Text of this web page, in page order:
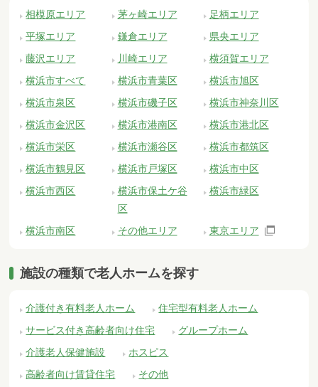
相模原エリア 茅ヶ崎エリア
足柄エリア
平塚エリア
鎌倉エリア
県央エリア
藤沢エリア
川崎エリア
横須賀エリア
横浜市すべて
横浜市青葉区
横浜市旭区
横浜市泉区
横浜市磯子区
横浜市神奈川区
横浜市金沢区
横浜市港南区
横浜市港北区
横浜市栄区
横浜市瀬谷区
横浜市都筑区
横浜市鶴見区
横浜市戸塚区
横浜市中区
横浜市西区
横浜市保土ケ谷
区
横浜市緑区
横浜市南区 その他エリア 東京エリア
施設の種類で老人ホームを探す
介護付き有料老人ホーム
住宅型有料老人ホーム
サービス付き高齢者向け住宅
グループホーム
介護老人保健施設
ホスピス
高齢者向け賃貸住宅
その他